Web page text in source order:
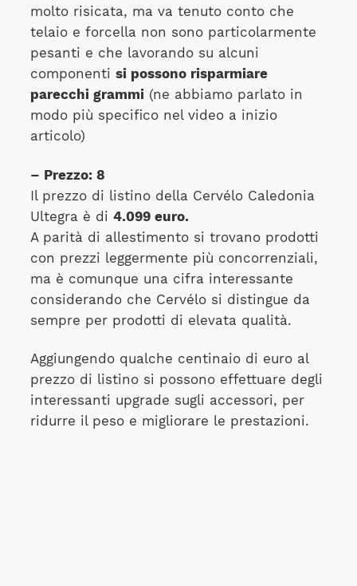
molto risicata, ma va tenuto conto che
telaio e forcella non sono particolarmente
pesanti e che lavorando su alcuni
componenti si possono risparmiare
parecchi grammi(ne abbiamo parlato in
modo più specifico nel video a inizio
articolo)
– Prezzo: 8
Il prezzo di listino della Cervélo Caledonia
Ultegra è di 4.099 euro.
A parità di allestimento si trovano prodotti
con prezzi leggermente più concorrenziali,
ma è comunque una cifra interessante
considerando che Cervélo si distingue da
sempre per prodotti di elevata qualità.
Aggiungendo qualche centinaio di euro al
prezzo di listino si possono effettuare degli
interessanti upgrade sugli accessori, per
ridurre il peso e migliorare le prestazioni.